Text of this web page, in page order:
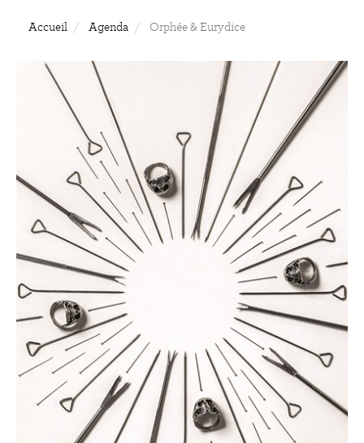
Accueil Agenda Orphée & Eurydice